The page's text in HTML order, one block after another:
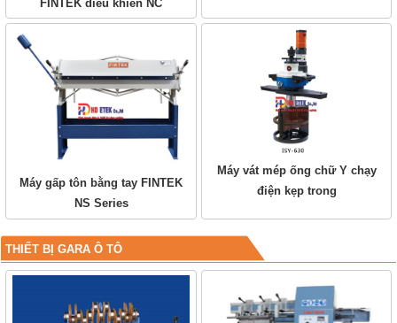
FINTEK điều khiển NC
Máy gấp tôn bằng tay FINTEK
NS Series
Máy vát mép ống chữ Y chạy
điện kẹp trong
THIẾT BỊ GARA Ô TÔ